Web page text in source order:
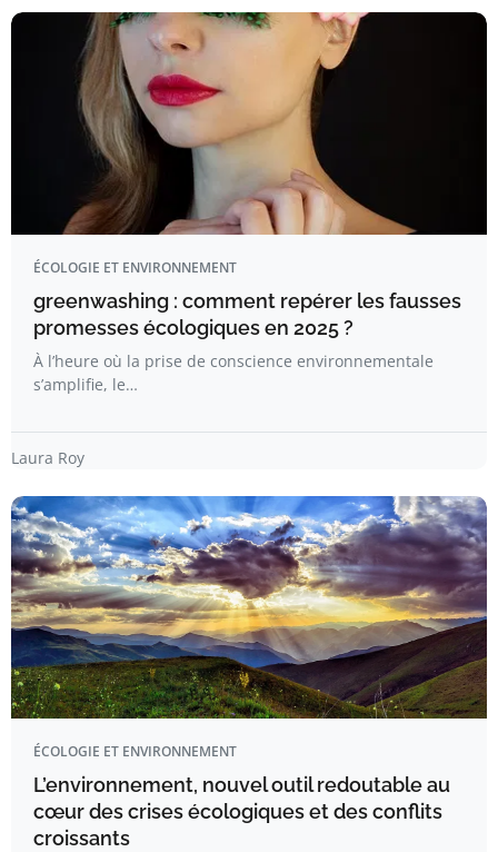
ÉCOLOGIE ET ENVIRONNEMENT
greenwashing : comment repérer les fausses
promesses écologiques en 2025 ?
À l’heure où la prise de conscience environnementale
s’amplifie, le…
Laura Roy
ÉCOLOGIE ET ENVIRONNEMENT
L’environnement, nouvel outil redoutable au
cœur des crises écologiques et des conflits
croissants